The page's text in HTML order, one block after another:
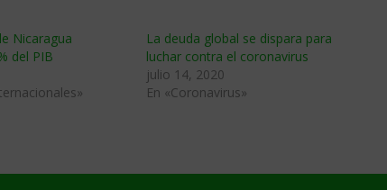
Nicaragua
del PIB
La deuda global se dispara para
luchar contra el coronavirus
julio 14, 2020
En «Coronavirus»